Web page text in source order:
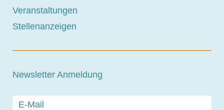
Veranstaltungen
Stellenanzeigen
Newsletter Anmeldung